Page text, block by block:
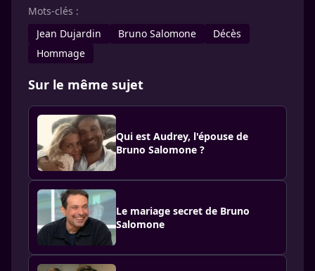
Mots-clés :
Jean Dujardin
Bruno Salomone
Décès
Hommage
Sur le même sujet
Qui est Audrey, l'épouse de
Bruno Salomone ?
Le mariage secret de Bruno
Salomone